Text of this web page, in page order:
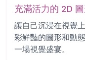
充滿活力的 2D
讓自己沉浸在視覺
彩鮮豔的圖形和動
一場視覺盛宴。